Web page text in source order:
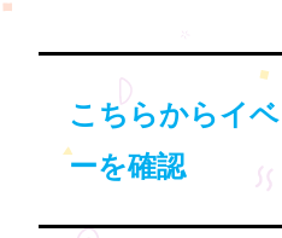
こちらからイ
ーを確認